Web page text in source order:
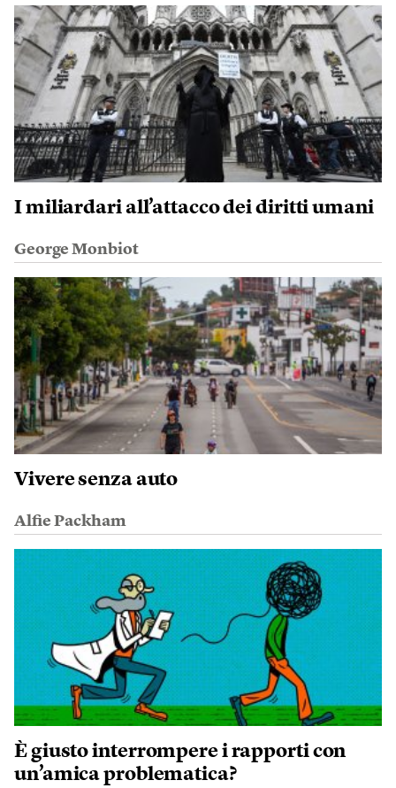
I miliardari all’attacco dei diritti umani
George Monbiot
Vivere senza auto
Alfie Packham
È giusto interrompere i rapporti con
un’amica problematica?